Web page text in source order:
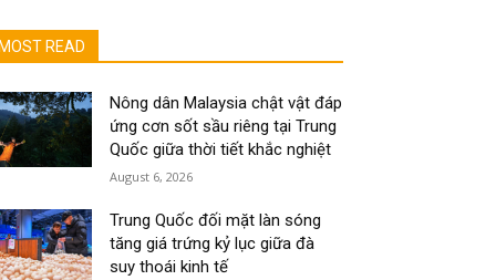
MOST READ
Nông dân Malaysia chật vật đáp
ứng cơn sốt sầu riêng tại Trung
Quốc giữa thời tiết khắc nghiệt
August 6, 2026
Trung Quốc đối mặt làn sóng
tăng giá trứng kỷ lục giữa đà
suy thoái kinh tế